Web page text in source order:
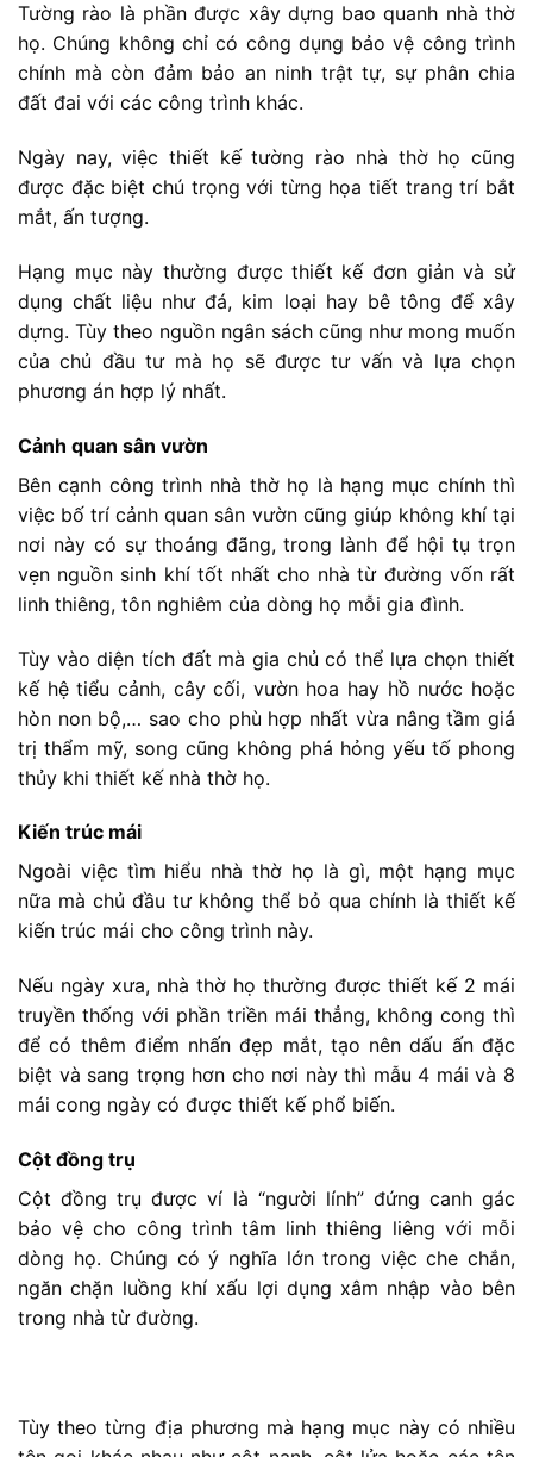
Tường rào là phần được xây dựng bao quanh nhà thờ
họ. Chúng không chỉ có công dụng bảo vệ công trình
chính mà còn đảm bảo an ninh trật tự, sự phân chia
đất đai với các công trình khác.
Ngày nay, việc thiết kế tường rào nhà thờ họ cũng
được đặc biệt chú trọng với từng họa tiết trang trí bắt
mắt, ấn tượng.
Hạng mục này thường được thiết kế đơn giản và sử
dụng chất liệu như đá, kim loại hay bê tông để xây
dựng. Tùy theo nguồn ngân sách cũng như mong muốn
của chủ đầu tư mà họ sẽ được tư vấn và lựa chọn
phương án hợp lý nhất.
Cảnh quan sân vườn
Bên cạnh công trình nhà thờ họ là hạng mục chính thì
việc bố trí cảnh quan sân vườn cũng giúp không khí tại
nơi này có sự thoáng đãng, trong lành để hội tụ trọn
vẹn nguồn sinh khí tốt nhất cho nhà từ đường vốn rất
linh thiêng, tôn nghiêm của dòng họ mỗi gia đình.
Tùy vào diện tích đất mà gia chủ có thể lựa chọn thiết
kế hệ tiểu cảnh, cây cối, vườn hoa hay hồ nước hoặc
hòn non bộ,… sao cho phù hợp nhất vừa nâng tầm giá
trị thẩm mỹ, song cũng không phá hỏng yếu tố phong
thủy khi thiết kế nhà thờ họ.
Kiến trúc mái
Ngoài việc tìm hiểu nhà thờ họ là gì, một hạng mục
nữa mà chủ đầu tư không thể bỏ qua chính là thiết kế
kiến trúc mái cho công trình này.
Nếu ngày xưa, nhà thờ họ thường được thiết kế 2 mái
truyền thống với phần triền mái thẳng, không cong thì
để có thêm điểm nhấn đẹp mắt, tạo nên dấu ấn đặc
biệt và sang trọng hơn cho nơi này thì mẫu 4 mái và 8
mái cong ngày có được thiết kế phổ biến.
Cột đồng trụ
Cột đồng trụ được ví là “người lính” đứng canh gác
bảo vệ cho công trình tâm linh thiêng liêng với mỗi
dòng họ. Chúng có ý nghĩa lớn trong việc che chắn,
ngăn chặn luồng khí xấu lợi dụng xâm nhập vào bên
trong nhà từ đường.
Tùy theo từng địa phương mà hạng mục này có nhiều